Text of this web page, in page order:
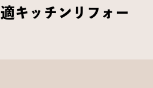
キッチンリフォー